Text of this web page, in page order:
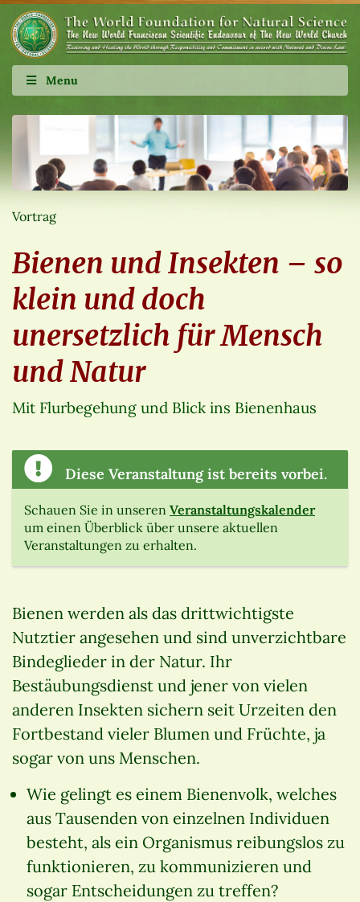
Menu
Vortrag
Bienen und Insekten – so
klein und doch
unersetzlich für Mensch
und Natur
Mit Flurbegehung und Blick ins Bienenhaus
Diese Veranstaltung ist bereits vorbei.
Schauen Sie in unseren Veranstaltungskalender
um einen Überblick über unsere aktuellen
Veranstaltungen zu erhalten.
Bienen werden als das drittwichtigste
Nutztier angesehen und sind unverzichtbare
Bindeglieder in der Natur. Ihr
Bestäubungsdienst und jener von vielen
anderen Insekten sichern seit Urzeiten den
Fortbestand vieler Blumen und Früchte, ja
sogar von uns Menschen.
Wie gelingt es einem Bienenvolk, welches
aus Tausenden von einzelnen Individuen
besteht, als ein Organismus reibungslos zu
funktionieren, zu kommunizieren und
sogar Entscheidungen zu treffen?